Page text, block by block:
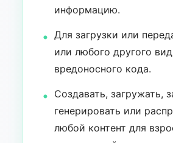
информацию.
Для загрузки или
или любого другого
вредоносного кода.
Создавать, загружать,
генерировать или
любой контент для